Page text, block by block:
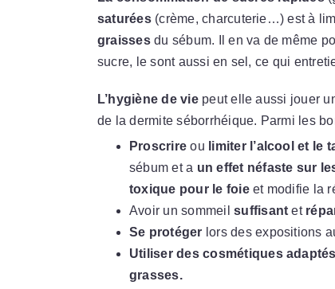
saturées(crème, charcuterie…) est à
graissesdu sébum. Il en va de même
sucre, le sont aussi en sel, ce qui
L’hygiène de viepeut elle aussi jouer
de la dermite séborrhéique. Parmi les
Proscrire ou limiter l’alcool et le
sébum et a un effet néfaste sur
toxique pour le foieet modifie la
Avoir un sommeilsuffisant et
Se protéger lors des expositions
Utiliser des cosmétiques adaptés
grasses.